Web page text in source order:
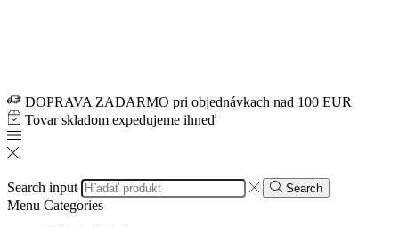
DOPRAVA ZADARMO pri objednávkach nad 100 EUR
Tovar skladom expedujeme ihneď
Search input Search
Menu Categories